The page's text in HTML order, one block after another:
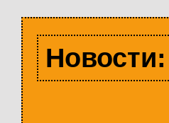
Новости: